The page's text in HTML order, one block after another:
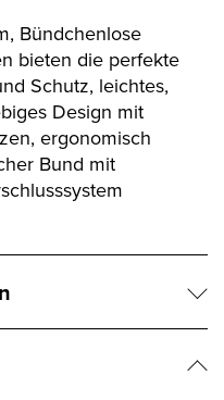
Bündchenlose
bieten die perfekte
Schutz, leichtes,
Design mit
ergonomisch
Bund mit